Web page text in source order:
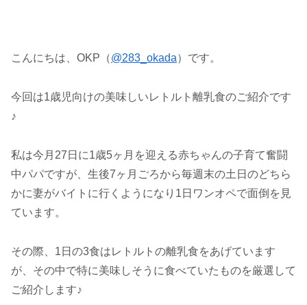
こんにちは、OKP（@283_okada）です。
今回は1歳児向けの美味しいレトルト離乳食のご紹介です
♪
私は今月27日に1歳5ヶ月を迎える赤ちゃんの子育て奮闘
中パパですが、生後7ヶ月ごろから毎週末の土日のどちら
かに妻がバイトに行くようになり1日ワンオペで面倒を見
ています。
その際、1日の3食はレトルトの離乳食をあげています
が、その中で特に美味しそうに食べていたものを厳選して
ご紹介します♪